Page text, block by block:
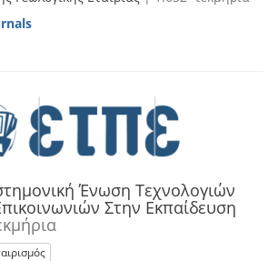
Ένωση Τεχνολογιών
Στην Εκπαίδευση